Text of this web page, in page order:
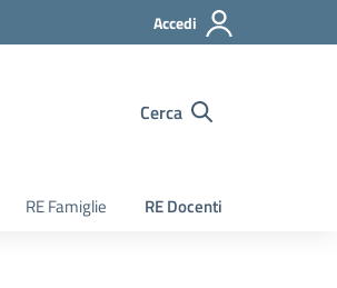
Accedi
Cerca
RE Famiglie RE Docenti